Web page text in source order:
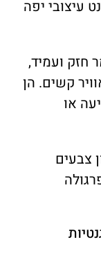
עיצובי יפה
חזק ועמיד,
קשים. הן
או
צבעים